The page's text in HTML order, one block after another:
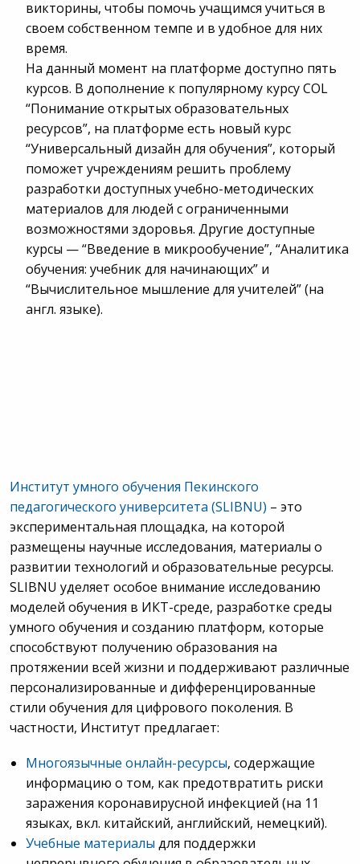
викторины, чтобы помочь учащимся учиться в
своем собственном темпе и в удобное для них
время.
На данный момент на платформе доступно пять
курсов. В дополнение к популярному курсу COL
“Понимание открытых образовательных
ресурсов”, на платформе есть новый курс
“Универсальный дизайн для обучения”, который
поможет учреждениям решить проблему
разработки доступных учебно-методических
материалов для людей с ограниченными
возможностями здоровья. Другие доступные
курсы — “Введение в микрообучение”, “Аналитика
обучения: учебник для начинающих” и
“Вычислительное мышление для учителей” (на
англ. языке).
Институт умного обучения Пекинского
педагогического университета (SLIBNU) – это
экспериментальная площадка, на которой
размещены научные исследования, материалы о
развитии технологий и образовательные ресурсы.
SLIBNU уделяет особое внимание исследованию
моделей обучения в ИКТ-среде, разработке среды
умного обучения и созданию платформ, которые
способствуют получению образования на
протяжении всей жизни и поддерживают различные
персонализированные и дифференцированные
стили обучения для цифрового поколения. В
частности, Институт предлагает:
Многоязычные онлайн-ресурсы, содержащие
информацию о том, как предотвратить риски
заражения коронавирусной инфекцией (на 11
языках, вкл. китайский, английский, немецкий).
Учебные материалы для поддержки